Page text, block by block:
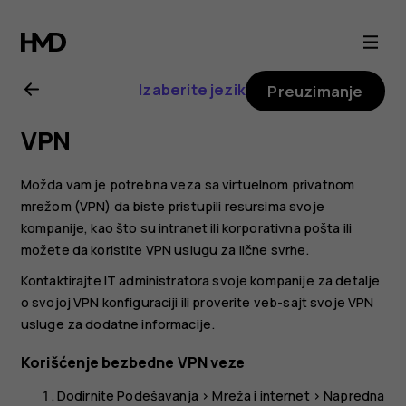
Nokia
G20
uputstvo
za
korisnike
Izaberite jezik Preuzimanje
VPN
Možda vam je potrebna veza sa virtuelnom privatnom
mrežom (VPN) da biste pristupili resursima svoje
kompanije, kao što su intranet ili korporativna pošta ili
možete da koristite VPN uslugu za lične svrhe.
Kontaktirajte IT administratora svoje kompanije za detalje
o svojoj VPN konfiguraciji ili proverite veb-sajt svoje VPN
usluge za dodatne informacije.
Korišćenje bezbedne VPN veze
DodirnitePodešavanja >Mreža i internet >Napredna